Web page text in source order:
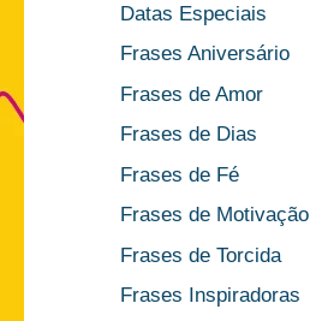
Datas Especiais
Frases Aniversário
Frases de Amor
Frases de Dias
Frases de Fé
Frases de Motivação
Frases de Torcida
Frases Inspiradoras